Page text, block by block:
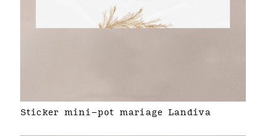
Sticker mini-pot mariage Landiva